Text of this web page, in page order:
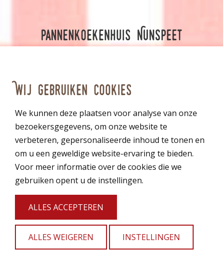
Pannenkoekenhuis Nunspeet
0341 – 20 46 66
Openingstijden
Maandag: 11.00 - 20.00 uur
Dinsdag: 11.00 - 20.00 uur
Woensdag: 11.00 - 20.00 uur
Donderdag: 11.00 - 20.00 uur
Vrijdag: 11.00 - 20.00 uur
Zaterdag: 11.00 - 20.00 uur
Zondag: 11.00 - 20.00 uur
Gratis parkeren op ons eigen terrein!
Wij gebruiken cookies
We kunnen deze plaatsen voor analyse van onze
bezoekersgegevens, om onze website te
verbeteren, gepersonaliseerde inhoud te tonen en
om u een geweldige website-ervaring te bieden.
Voor meer informatie over de cookies die we
gebruiken opent u de instellingen.
ALLES ACCEPTEREN
ALLES WEIGEREN INSTELLINGEN